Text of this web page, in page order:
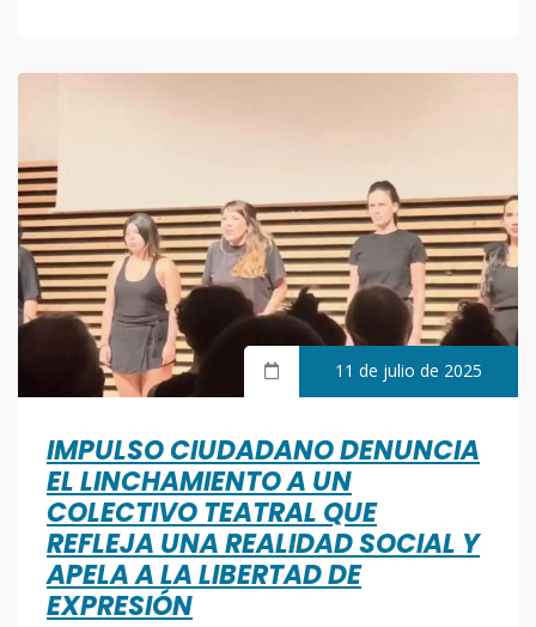
11 de julio de 2025
IMPULSO CIUDADANO DENUNCIA
EL LINCHAMIENTO A UN
COLECTIVO TEATRAL QUE
REFLEJA UNA REALIDAD SOCIAL Y
APELA A LA LIBERTAD DE
EXPRESIÓN